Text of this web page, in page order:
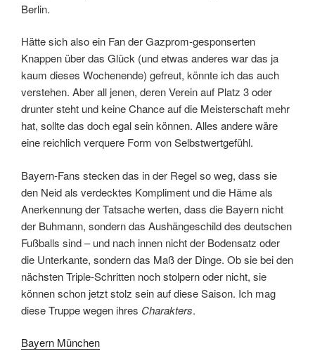
Berlin.
Hätte sich also ein Fan der Gazprom-gesponserten
Knappen über das Glück (und etwas anderes war das ja
kaum dieses Wochenende) gefreut, könnte ich das auch
verstehen. Aber all jenen, deren Verein auf Platz 3 oder
drunter steht und keine Chance auf die Meisterschaft mehr
hat, sollte das doch egal sein können. Alles andere wäre
eine reichlich verquere Form von Selbstwertgefühl.
Bayern-Fans stecken das in der Regel so weg, dass sie
den Neid als verdecktes Kompliment und die Häme als
Anerkennung der Tatsache werten, dass die Bayern nicht
der Buhmann, sondern das Aushängeschild des deutschen
Fußballs sind – und nach innen nicht der Bodensatz oder
die Unterkante, sondern das Maß der Dinge. Ob sie bei den
nächsten Triple-Schritten noch stolpern oder nicht, sie
können schon jetzt stolz sein auf diese Saison. Ich mag
diese Truppe wegen ihres Charakters.
Bayern München